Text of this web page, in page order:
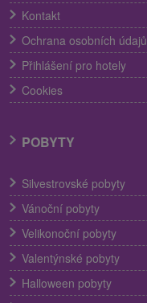
Kontakt
Ochrana osobních údajů
Přihlášení pro hotely
Cookies
POBYTY
Silvestrovské pobyty
Vánoční pobyty
Velikonoční pobyty
Valentýnské pobyty
Halloween pobyty